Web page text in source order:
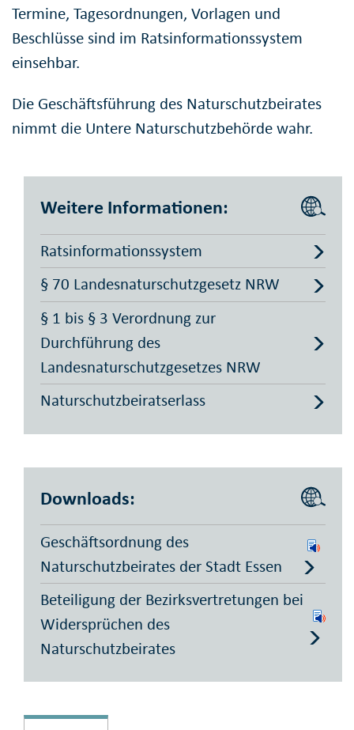
Termine, Tagesordnungen, Vorlagen und
Beschlüsse sind im Ratsinformationssystem
einsehbar.
Die Geschäftsführung des Naturschutzbeirates
nimmt die Untere Naturschutzbehörde wahr.
Weitere Informationen:
Ratsinformationssystem
§ 70 Landesnaturschutzgesetz NRW
§ 1 bis § 3 Verordnung zur
Durchführung des
Landesnaturschutzgesetzes NRW
Naturschutzbeiratserlass
Downloads:
Geschäftsordnung des
Naturschutzbeirates der Stadt Essen
Beteiligung der Bezirksvertretungen bei
Widersprüchen des
Naturschutzbeirates